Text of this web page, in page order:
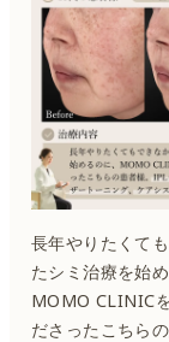
長年やりたくて
たシミ治療を始め
MOMO CLINIC
ださったこちらの